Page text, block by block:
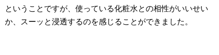
ということですが、使っている化粧水との相性がいいせい
か、スーッと浸透するのを感じることができました。